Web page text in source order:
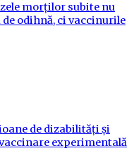
morților subite nu
odihnă, ci vaccinurile
de dizabilități și
experimentală